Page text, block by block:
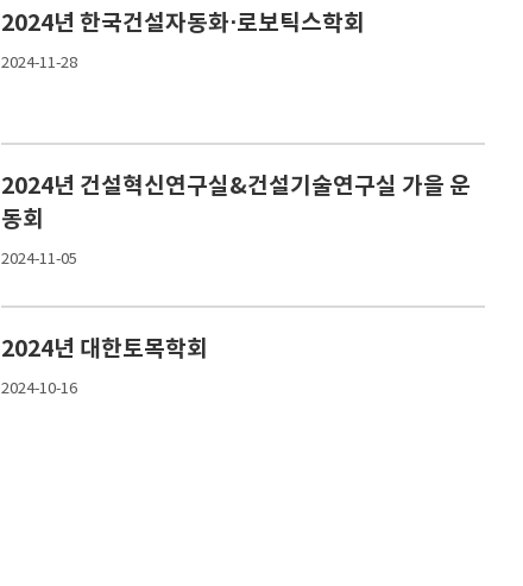
2024년 한국건설자동화⋅로보틱스학회
2024-11-28
2024년 건설혁신연구실&건설기술연구실 가을 운
동회
2024-11-05
2024년 대한토목학회
2024-10-16